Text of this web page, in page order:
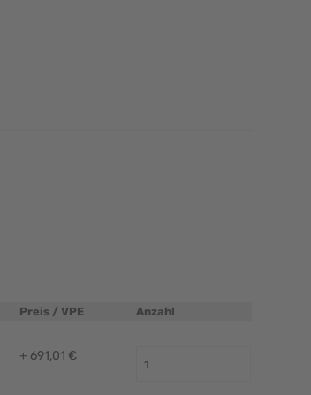
Preis / VPE Anzahl
+ 691,01 €